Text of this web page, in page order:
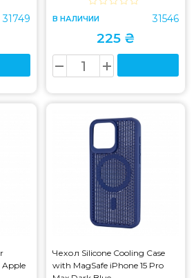
31749 В НАЛИЧИИ 31546
225 ₴
Чехол Silicone Cooling Сase
with MagSafe iPhone 15 Pro